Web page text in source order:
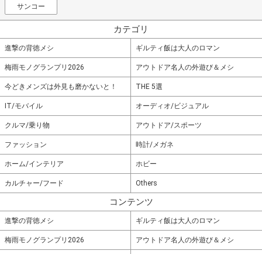
サンコー
カテゴリ
進撃の背徳メシ ギルティ飯は大人のロマン
梅雨モノグランプリ2026 アウトドア名人の外遊び＆メシ
今どきメンズは外見も磨かないと！ THE 5選
IT/モバイル オーディオ/ビジュアル
クルマ/乗り物 アウトドア/スポーツ
ファッション 時計/メガネ
ホーム/インテリア ホビー
カルチャー/フード Others
コンテンツ
進撃の背徳メシ ギルティ飯は大人のロマン
梅雨モノグランプリ2026 アウトドア名人の外遊び＆メシ